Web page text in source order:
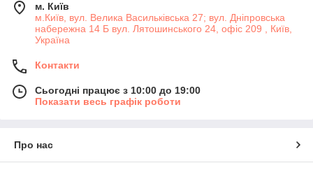
м. Київ
м.Київ, вул. Велика Васильківська 27; вул. Дніпровська
набережна 14 Б вул. Лятошинського 24, офіс 209 , Київ,
Україна
Контакти
Сьогодні працює з 10:00 до 19:00
Показати весь графік роботи
Про нас